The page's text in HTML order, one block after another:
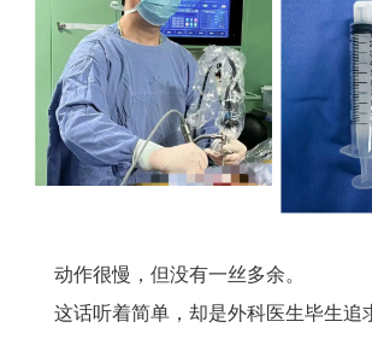
动作很慢，但没有一丝多余。
这话听着简单，却是外科医生毕生追